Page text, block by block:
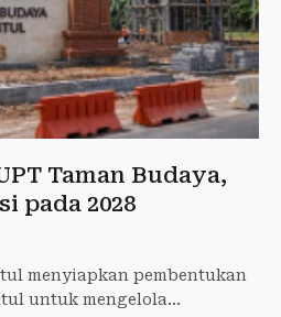
Taman Budaya,
pada 2028
menyiapkan pembentukan
untuk mengelola